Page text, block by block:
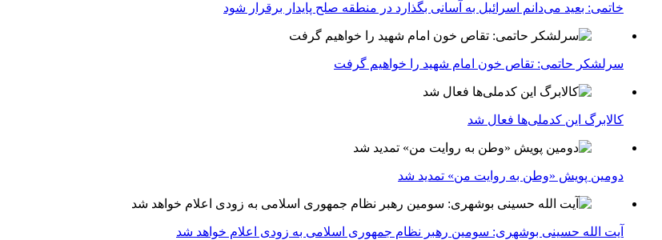
خاتمی: بعید می‌دانم اسرائیل به آسانی بگذارد در منطقه صلح پایدار برقرار شود
سرلشکر حاتمی: تقاص خون امام شهید را خواهیم گرفت
کالابرگ این کدملی‌ها فعال شد
دومین پویش «وطن به روایت من» تمدید شد
آیت الله حسینی بوشهری: سومین رهبر نظام جمهوری اسلامی به زودی اعلام خواهد شد